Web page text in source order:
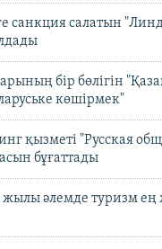
санкция салатын
бір бөлігін
көшірмек"
қызметі "Русская
бұғаттады
жылы әлемде туризм